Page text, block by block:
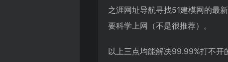
之涯网址导航寻找51建模网的最
要科学上网（不是很推荐）。
以上三点均能解决99.99%打不开